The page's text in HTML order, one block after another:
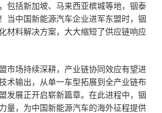
包括新加坡、马来西亚槟城等地，铟泰
当中国新能源汽车企业进军东盟时，铟
材料解决方案，大大缩短了供应链响应
市场持续深耕，产业链协同效应有望进
术输出，从单一车型拓展到全产业链布
发展正开启崭新篇章。在此进程中，铟
量，为中国新能源汽车的海外征程提供